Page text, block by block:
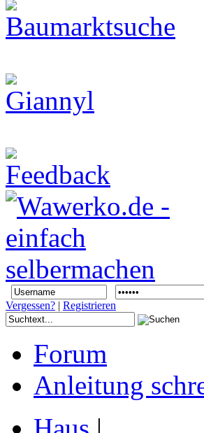
Vergessen? | Registrieren
Forum
Anleitung